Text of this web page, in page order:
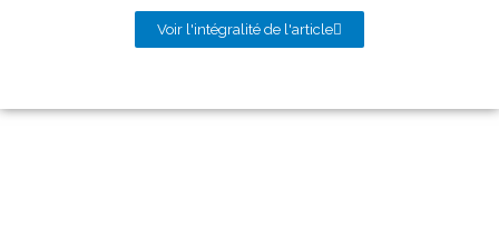
Voir l'intégralité de l'article